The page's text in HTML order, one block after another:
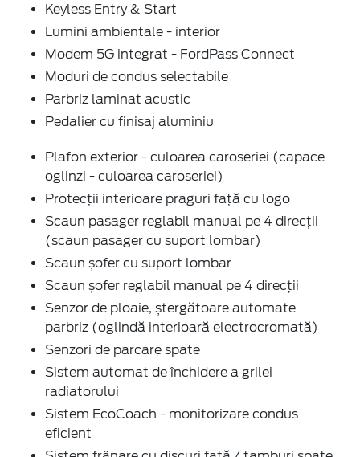
Keyless Entry & Start
Lumini ambientale - interior
Modem 5G integrat - FordPass Connect
Moduri de condus selectabile
Parbriz laminat acustic
Pedalier cu finisaj aluminiu
Plafon exterior - culoarea caroseriei (capace
oglinzi - culoarea caroseriei)
Protecții interioare praguri față cu logo
Scaun pasager reglabil manual pe 4 direcții
(scaun pasager cu suport lombar)
Scaun șofer cu suport lombar
Scaun șofer reglabil manual pe 4 direcții
Senzor de ploaie, ștergătoare automate
parbriz (oglindă interioară electrocromată)
Senzori de parcare spate
Sistem automat de închidere a grilei
radiatorului
Sistem EcoCoach - monitorizare condus
eficient